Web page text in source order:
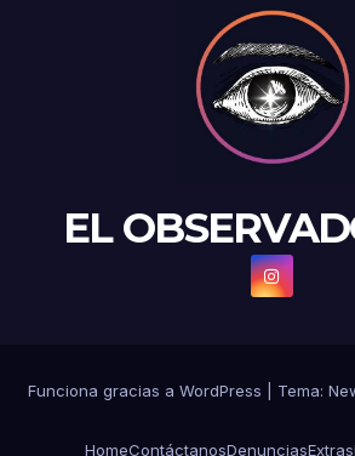
EL
Funciona gracias a WordPress Tema:
HomeContáctanosDenunciasExtras